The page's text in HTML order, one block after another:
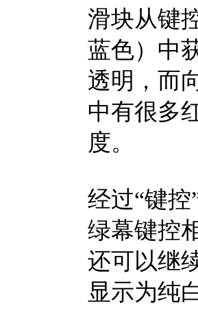
滑块从键
蓝色）中
透明，而
中有很多
度。
经过“键
绿幕键控
还可以继
显示为纯